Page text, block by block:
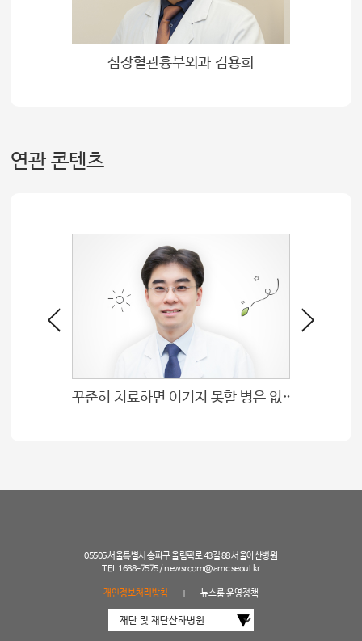
심장혈관흉부외과 김용희
연관 콘텐츠
꾸준히 치료하면 이기지 못할 병은 없습니다
05505 서울특별시 송파구 올림픽로 43길 88 서울아산병원
TEL 1688-7575 /newsroom@amc.seoul.kr
개인정보처리방침 뉴스룸 운영정책